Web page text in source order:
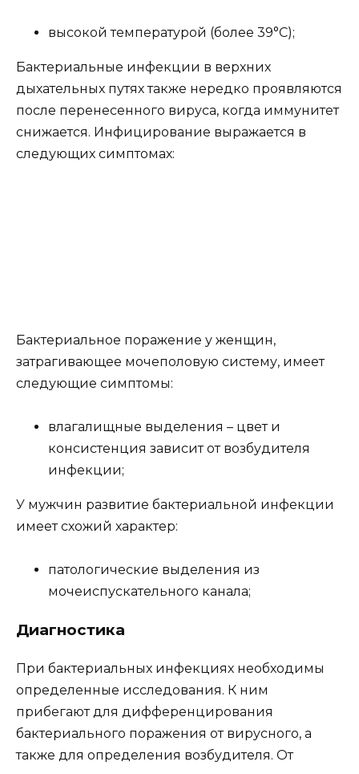
высокой температурой (более 39°C);
Бактериальные инфекции в верхних
дыхательных путях также нередко проявляются
после перенесенного вируса, когда иммунитет
снижается. Инфицирование выражается в
следующих симптомах:
Бактериальное поражение у женщин,
затрагивающее мочеполовую систему, имеет
следующие симптомы:
влагалищные выделения – цвет и
консистенция зависит от возбудителя
инфекции;
У мужчин развитие бактериальной инфекции
имеет схожий характер:
патологические выделения из
мочеиспускательного канала;
Диагностика
При бактериальных инфекциях необходимы
определенные исследования. К ним
прибегают для дифференцирования
бактериального поражения от вирусного, а
также для определения возбудителя. От